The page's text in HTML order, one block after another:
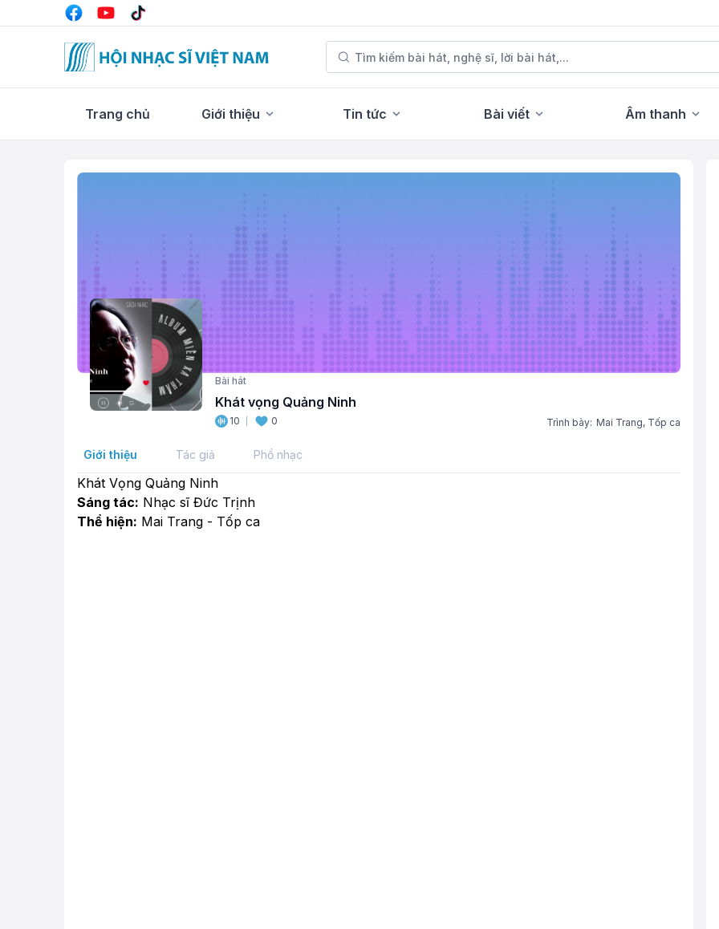
Trang chủ Giới thiệu Tin tức Bài viết Âm thanh
Bài hát
Khát vọng Quảng Ninh
10 0 Trình bày: Mai Trang, Tốp ca
Giới thiệu Tác giả Phổ nhạc
Khát Vọng Quảng Ninh
Sáng tác: Nhạc sĩ Đức Trịnh
Thể hiện: Mai Trang - Tốp ca